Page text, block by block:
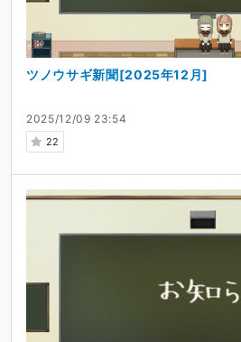
2025/12/09 23:54
22
ツノウサギ新聞[2025年12月]